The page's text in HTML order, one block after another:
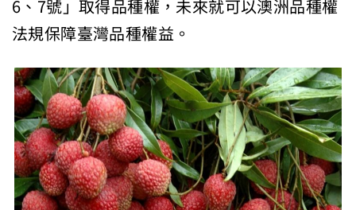
法規保障臺灣品種權益。